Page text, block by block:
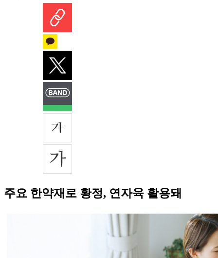
주요 한약재로 황정, 연자육 활용돼